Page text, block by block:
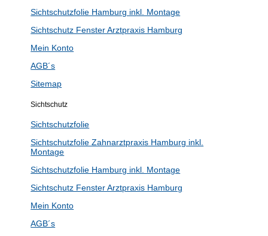
Sichtschutzfolie Hamburg inkl. Montage
Sichtschutz Fenster Arztpraxis Hamburg
Mein Konto
AGB´s
Sitemap
Sichtschutz
Sichtschutzfolie
Sichtschutzfolie Zahnarztpraxis Hamburg inkl.
Montage
Sichtschutzfolie Hamburg inkl. Montage
Sichtschutz Fenster Arztpraxis Hamburg
Mein Konto
AGB´s